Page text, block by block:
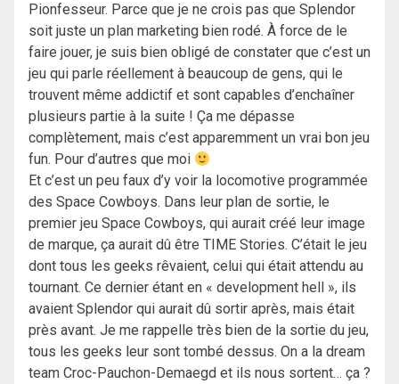
Pionfesseur. Parce que je ne crois pas que Splendor
soit juste un plan marketing bien rodé. À force de le
faire jouer, je suis bien obligé de constater que c’est un
jeu qui parle réellement à beaucoup de gens, qui le
trouvent même addictif et sont capables d’enchaîner
plusieurs partie à la suite ! Ça me dépasse
complètement, mais c’est apparemment un vrai bon jeu
fun. Pour d’autres que moi
Et c’est un peu faux d’y voir la locomotive programmée
des Space Cowboys. Dans leur plan de sortie, le
premier jeu Space Cowboys, qui aurait créé leur image
de marque, ça aurait dû être TIME Stories. C’était le jeu
dont tous les geeks rêvaient, celui qui était attendu au
tournant. Ce dernier étant en « development hell », ils
avaient Splendor qui aurait dû sortir après, mais était
près avant. Je me rappelle très bien de la sortie du jeu,
tous les geeks leur sont tombé dessus. On a la dream
team Croc-Pauchon-Demaegd et ils nous sortent… ça ?